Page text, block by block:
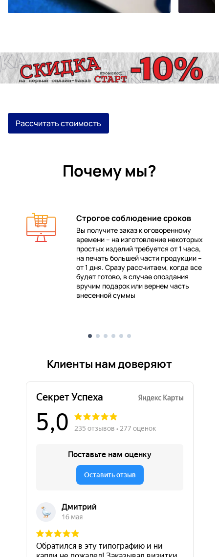
Рассчитать стоимость
Почему мы?
Строгое соблюдение сроков
Вы получите заказ к оговоренному
времени – на изготовление некоторых
простых изделий требуется от 1 часа,
на печать большей части продукции –
от 1 дня. Сразу рассчитаем, когда все
будет готово, в случае опоздания
вручим подарок или вернем часть
внесенной суммы
Клиенты нам доверяют